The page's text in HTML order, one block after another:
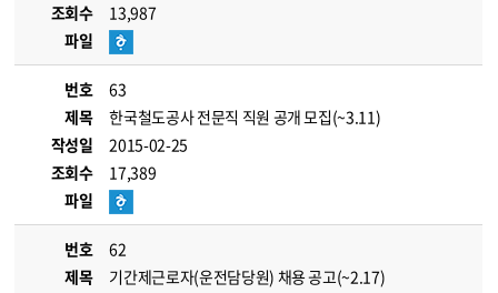
조회수
13,987
파일
번호
63
제목
한국철도공사 전문직 직원 공개 모집(~3.11)
작성일
2015-02-25
조회수
17,389
파일
번호
62
제목
기간제근로자(운전담당원) 채용 공고(~2.17)